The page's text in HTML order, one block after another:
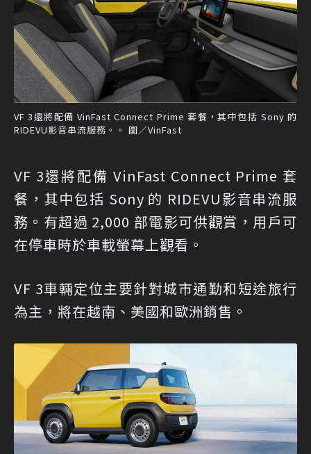
VF 3還將配備 VinFast Connect Prime 套餐，其中包括 Sony 的
RIDEVU影音串流服務。。 圖／VinFast
VF 3還將配備 VinFast Connect Prime 套
餐，其中包括 Sony 的 RIDEVU影音串流服
務。有超過 2,000 部電影可供觀賞，用戶可
在停車時於車載螢幕上觀看。
VF 3車輛定位主要針對城市通勤和短途旅行
為主，將在越南、美國和歐洲銷售。